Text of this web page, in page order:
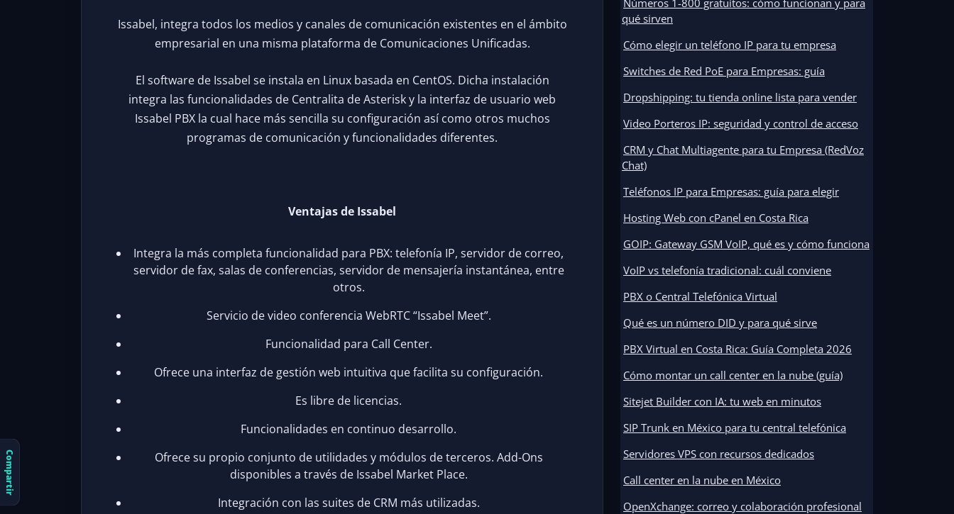
Issabel, integra todos los medios y canales de comunicación existentes en el ámbito
empresarial en una misma plataforma de Comunicaciones Unificadas.
El software de Issabel se instala en Linux basada en CentOS. Dicha instalación
integra las funcionalidades de Centralita de Asterisk y la interfaz de usuario web
Issabel PBX la cual hace más sencilla su configuración así como otros muchos
programas de comunicación y funcionalidades diferentes.
Ventajas de Issabel
Integra la más completa funcionalidad para PBX: telefonía IP, servidor de correo,
servidor de fax, salas de conferencias, servidor de mensajería instantánea, entre
otros.
Servicio de video conferencia WebRTC “Issabel Meet”.
Funcionalidad para Call Center.
Ofrece una interfaz de gestión web intuitiva que facilita su configuración.
Es libre de licencias.
Funcionalidades en continuo desarrollo.
Ofrece su propio conjunto de utilidades y módulos de terceros. Add-Ons
disponibles a través de Issabel Market Place.
Integración con las suites de CRM más utilizadas.
Números 1-800 gratuitos: cómo funcionan y para
qué sirven
Cómo elegir un teléfono IP para tu empresa
Switches de Red PoE para Empresas: guía
Dropshipping: tu tienda online lista para vender
Video Porteros IP: seguridad y control de acceso
CRM y Chat Multiagente para tu Empresa (RedVoz
Chat)
Teléfonos IP para Empresas: guía para elegir
Hosting Web con cPanel en Costa Rica
GOIP: Gateway GSM VoIP, qué es y cómo funciona
VoIP vs telefonía tradicional: cuál conviene
PBX o Central Telefónica Virtual
Qué es un número DID y para qué sirve
PBX Virtual en Costa Rica: Guía Completa 2026
Cómo montar un call center en la nube (guía)
Sitejet Builder con IA: tu web en minutos
SIP Trunk en México para tu central telefónica
Servidores VPS con recursos dedicados
Call center en la nube en México
OpenXchange: correo y colaboración profesional
Compartir